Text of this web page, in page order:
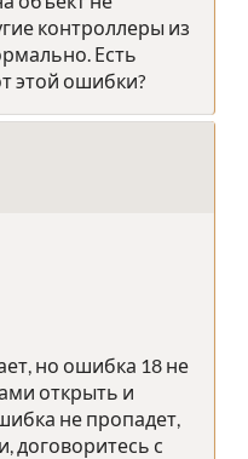
контроллеры из
Есть
этой ошибки?
но ошибка 18 не
открыть и
не пропадет,
договоритесь с